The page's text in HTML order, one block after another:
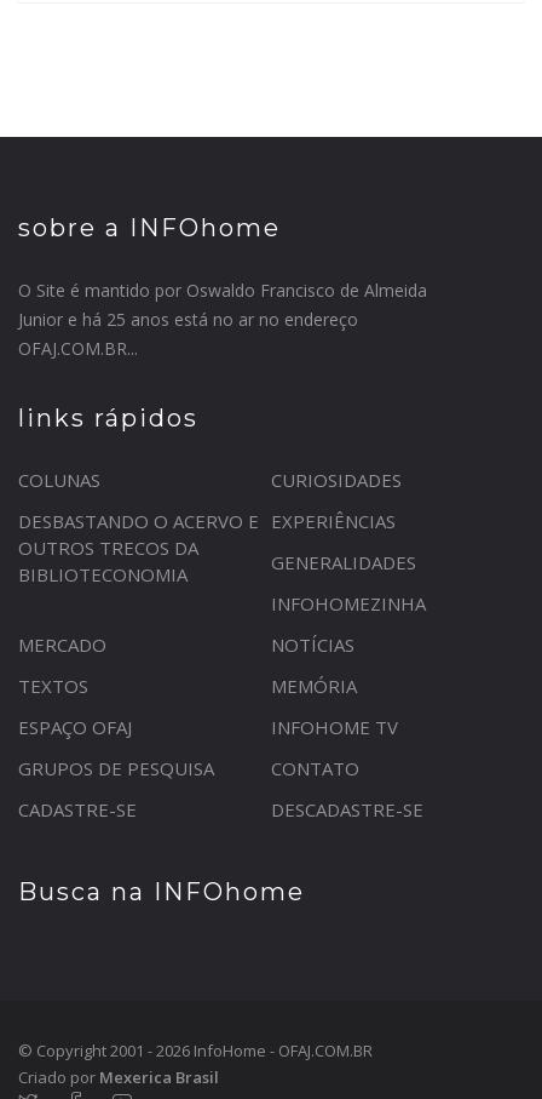
sobre a INFOhome
O Site é mantido por Oswaldo Francisco de Almeida
Junior e há 25 anos está no ar no endereço
OFAJ.COM.BR...
links rápidos
COLUNAS
CURIOSIDADES
DESBASTANDO O ACERVO E
OUTROS TRECOS DA
BIBLIOTECONOMIA
EXPERIÊNCIAS
GENERALIDADES
INFOHOMEZINHA
MERCADO
NOTÍCIAS
TEXTOS
MEMÓRIA
ESPAÇO OFAJ
INFOHOME TV
GRUPOS DE PESQUISA
CONTATO
CADASTRE-SE
DESCADASTRE-SE
Busca na INFOhome
© Copyright 2001 - 2026 InfoHome - OFAJ.COM.BR
Criado por Mexerica Brasil